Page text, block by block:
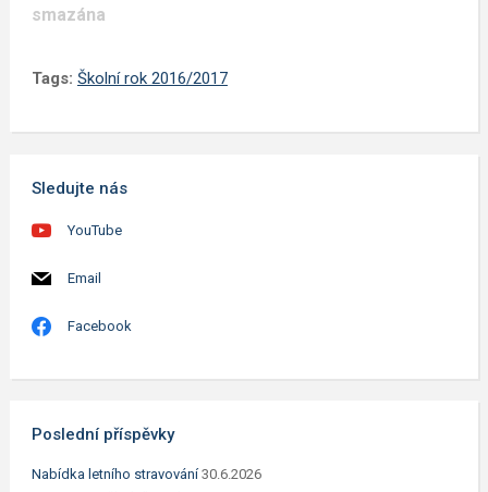
smazána
Tags: Školní rok 2016/2017
Sledujte nás
YouTube
Email
Facebook
Poslední příspěvky
Nabídka letního stravování 30.6.2026